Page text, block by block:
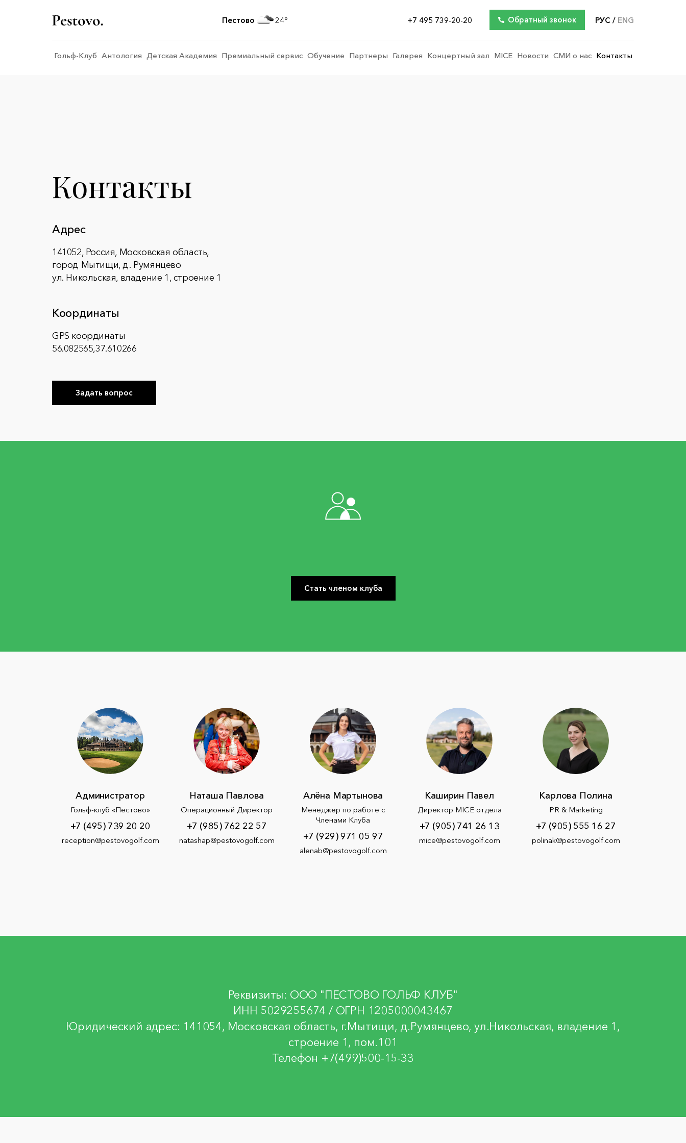
Пестово 24 +7 495 739-20-20 Обратный звонок РУС ENG
Гольф-Клуб Антология Детская Академия Премиальный сервис Обучение Партнеры Галерея Концертный зал MICE Новости СМИ о нас Контакты
Контакты
Адрес
141052, Россия, Московская область,
город Мытищи, д. Румянцево
ул. Никольская, владение 1, строение 1
Координаты
GPS координаты
56.082565,37.610266
Задать вопрос
Стать членом клуба
Администратор
Гольф-клуб «Пестово»
+7 (495) 739 20 20
reception@pestovogolf.com
Наташа Павлова
Операционный Директор
+7 (985) 762 22 57
natashap@pestovogolf.com
Алёна Мартынова
Менеджер по работе с
Членами Клуба
+7 (929) 971 05 97
alenab@pestovogolf.com
Каширин Павел
Директор MICE отдела
+7 (905) 741 26 13
mice@pestovogolf.com
Карлова Полина
PR & Marketing
+7 (905) 555 16 27
polinak@pestovogolf.com
Реквизиты: ООО "ПЕСТОВО ГОЛЬФ КЛУБ"
ИНН 5029255674 / ОГРН 1205000043467
Юридический адрес: 141054, Московская область, г.Мытищи, д.Румянцево, ул.Никольская, владение 1,
строение 1, пом.101
Телефон +7(499)500-15-33